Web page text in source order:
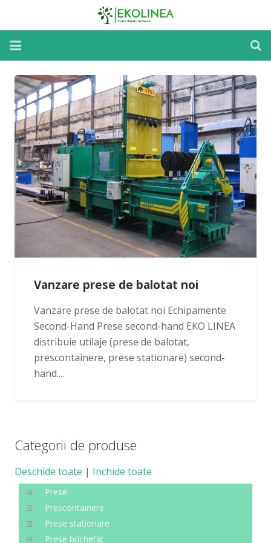
Home
Reparatii si Mentenanta
Inchirieri Utilaje
Despre utilaje
Despre noi
Vanzare prese de balotat noi
Vanzare prese de balotat noi Echipamente
Second-Hand Prese second-hand EKO LINEA
distribuie utilaje (prese de balotat,
prescontainere, prese stationare) second-
hand....
Categorii de produse
Deschide toate | Inchide toate
Prese
Prescontainere
Prese stationare
Prese brichetat